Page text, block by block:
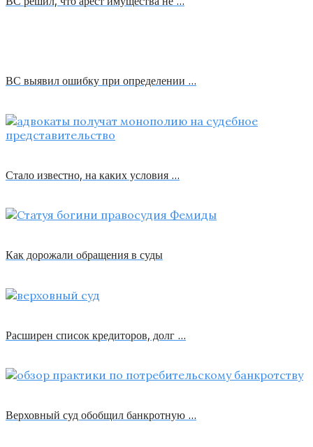
ВС выявил ошибку при определении …
Стало известно, на каких условия …
Как дорожали обращения в суды
Расширен список кредиторов, долг …
Верховный суд обобщил банкротную …